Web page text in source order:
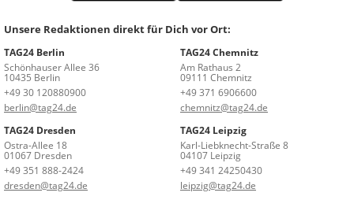
Unsere Redaktionen direkt für Dich vor Ort:
TAG24 Berlin
Schönhauser Allee 36
10435 Berlin
+49 30 120880900
berlin@tag24.de
TAG24 Chemnitz
Am Rathaus 2
09111 Chemnitz
+49 371 6906600
chemnitz@tag24.de
TAG24 Dresden
Ostra-Allee 18
01067 Dresden
+49 351 888-2424
dresden@tag24.de
TAG24 Leipzig
Karl-Liebknecht-Straße 8
04107 Leipzig
+49 341 24250430
leipzig@tag24.de